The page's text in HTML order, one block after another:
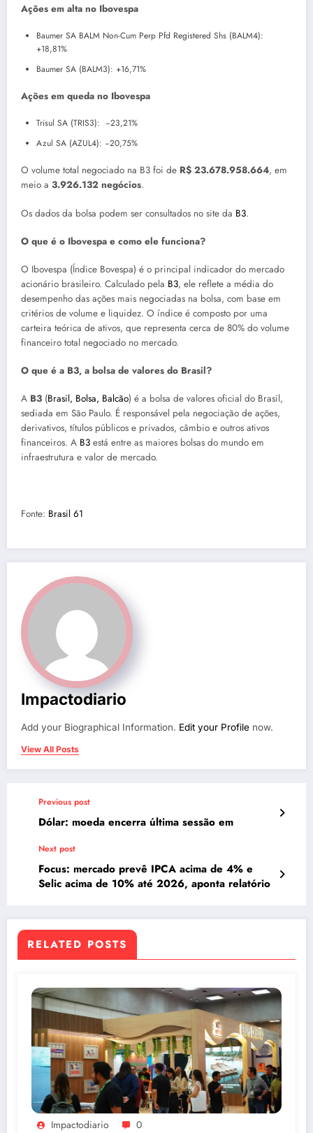
Ações em alta no Ibovespa
Baumer SA BALM Non-Cum Perp Pfd Registered Shs (BALM4):
+18,81%
Baumer SA (BALM3): +16,71%
Ações em queda no Ibovespa
Trisul SA (TRIS3): −23,21%
Azul SA (AZUL4): −20,75%
O volume total negociado na B3 foi de R$ 23.678.958.664, em
meio a 3.926.132 negócios.
Os dados da bolsa podem ser consultados no site da B3.
O que é o Ibovespa e como ele funciona?
O Ibovespa (Índice Bovespa) é o principal indicador do mercado
acionário brasileiro. Calculado pela B3, ele reflete a média do
desempenho das ações mais negociadas na bolsa, com base em
critérios de volume e liquidez. O índice é composto por uma
carteira teórica de ativos, que representa cerca de 80% do volume
financeiro total negociado no mercado.
O que é a B3, a bolsa de valores do Brasil?
A B3 (Brasil, Bolsa, Balcão) é a bolsa de valores oficial do Brasil,
sediada em São Paulo. É responsável pela negociação de ações,
derivativos, títulos públicos e privados, câmbio e outros ativos
financeiros. A B3 está entre as maiores bolsas do mundo em
infraestrutura e valor de mercado.
Fonte: Brasil 61
Impactodiario
Add your Biographical Information. Edit your Profile now.
View All Posts
Previous post
Dólar: moeda encerra última sessão em
Next post
Focus: mercado prevê IPCA acima de 4% e
Selic acima de 10% até 2026, aponta relatório
RELATED POSTS
Impactodiario 0